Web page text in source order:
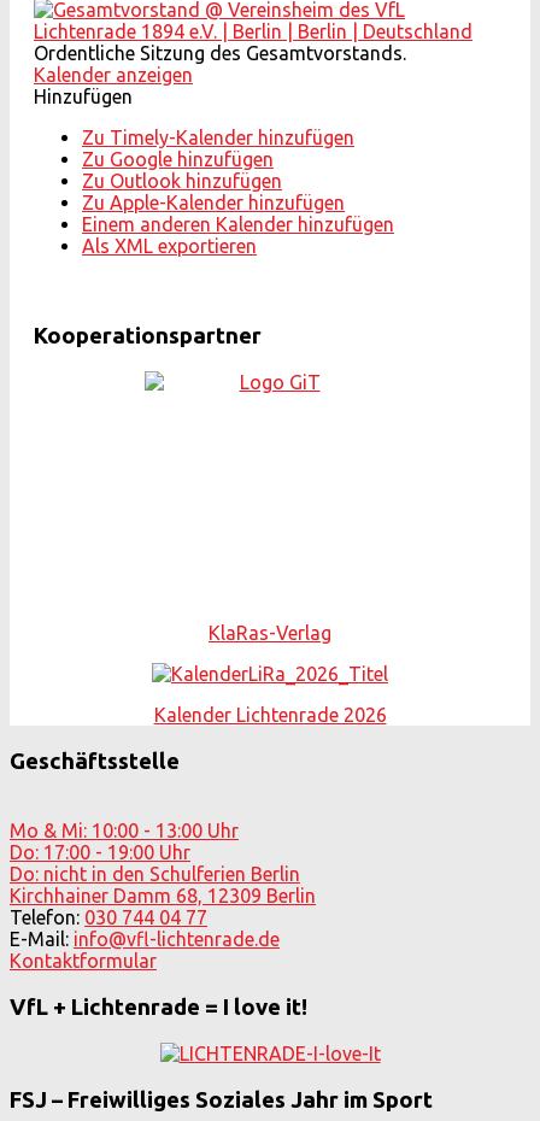
Ordentliche Sitzung des Gesamtvorstands.
Kalender anzeigen
Hinzufügen
Zu Timely-Kalender hinzufügen
Zu Google hinzufügen
Zu Outlook hinzufügen
Zu Apple-Kalender hinzufügen
Einem anderen Kalender hinzufügen
Als XML exportieren
Kooperationspartner
KlaRas-Verlag
Kalender Lichtenrade 2026
Geschäftsstelle
Mo & Mi: 10:00 - 13:00 Uhr
Do: 17:00 - 19:00 Uhr
Do: nicht in den Schulferien Berlin
Kirchhainer Damm 68, 12309 Berlin
Telefon: 030 744 04 77
E-Mail: info@vfl-lichtenrade.de
Kontaktformular
VfL + Lichtenrade = I love it!
FSJ – Freiwilliges Soziales Jahr im Sport